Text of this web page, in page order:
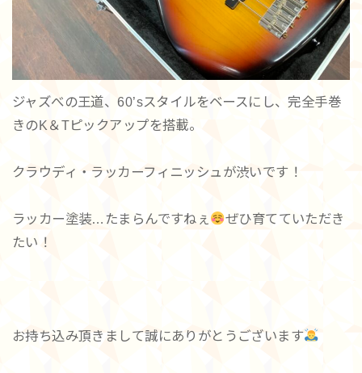
ジャズべの王道、60’sスタイルをベースにし、完全手巻
きのK＆Tピックアップを搭載。
クラウディ・ラッカーフィニッシュが渋いです！
ラッカー塗装…たまらんですねぇ
ぜひ育てていただき
たい！
お持ち込み頂きまして誠にありがとうございます